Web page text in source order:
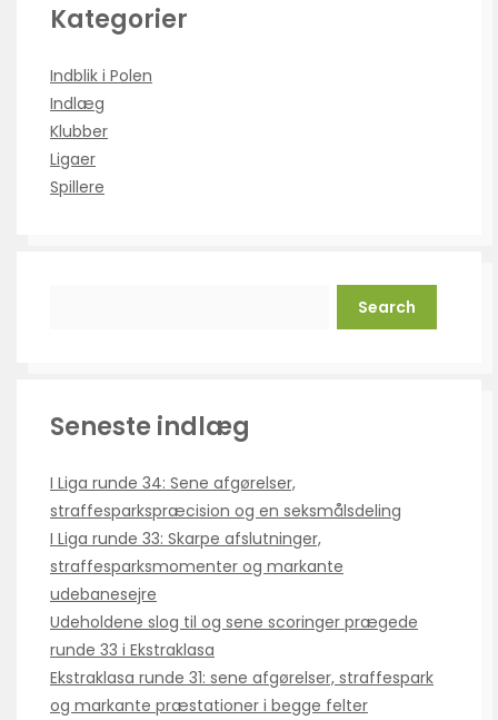
Kategorier
Indblik i Polen
Indlæg
Klubber
Ligaer
Spillere
Seneste indlæg
I Liga runde 34: Sene afgørelser,
straffesparkspræcision og en seksmålsdeling
I Liga runde 33: Skarpe afslutninger,
straffesparksmomenter og markante
udebanesejre
Udeholdene slog til og sene scoringer prægede
runde 33 i Ekstraklasa
Ekstraklasa runde 31: sene afgørelser, straffespark
og markante præstationer i begge felter